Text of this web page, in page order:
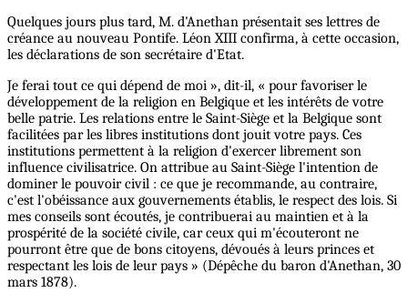
Quelques jours plus tard, M. d'Anethan présentait ses lettres de
créance au nouveau Pontife. Léon XIII confirma, à cette occasion,
les déclarations de son secrétaire d'Etat.
Je ferai tout ce qui dépend de moi », dit-il, « pour favoriser le
développement de la religion en Belgique et les intérêts de votre
belle patrie. Les relations entre le Saint-Siège et la Belgique sont
facilitées par les libres institutions dont jouit votre pays. Ces
institutions permettent à la religion d'exercer librement son
influence civilisatrice. On attribue au Saint-Siège l'intention de
dominer le pouvoir civil : ce que je recommande, au contraire,
c'est l'obéissance aux gouvernements établis, le respect des lois. Si
mes conseils sont écoutés, je contribuerai au maintien et à la
prospérité de la société civile, car ceux qui m'écouteront ne
pourront être que de bons citoyens, dévoués à leurs princes et
respectant les lois de leur pays » (Dépêche du baron d'Anethan, 30
mars 1878).